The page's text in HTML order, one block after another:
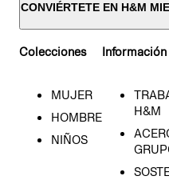
CONVIÉRTETE EN H&M
Colecciones
MUJER
HOMBRE
NIÑOS
H&M